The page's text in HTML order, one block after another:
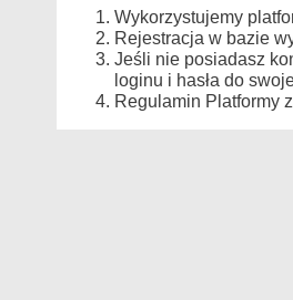
Wykorzystujemy
Rejestracja w bazie
Jeśli nie posiadasz
loginu i hasła do
Regulamin Platformy